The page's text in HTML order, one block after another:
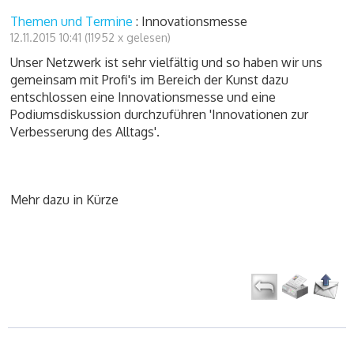
Themen und Termine : Innovationsmesse
12.11.2015 10:41 (11952 x gelesen)
Unser Netzwerk ist sehr vielfältig und so haben wir uns
gemeinsam mit Profi's im Bereich der Kunst dazu
entschlossen eine Innovationsmesse und eine
Podiumsdiskussion durchzuführen 'Innovationen zur
Verbesserung des Alltags'.
Mehr dazu in Kürze